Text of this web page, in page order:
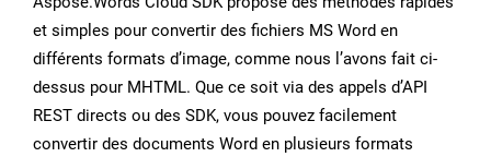
et simples pour convertir des fichiers MS Word en
différents formats d’image, comme nous l’avons fait ci-
dessus pour MHTML. Que ce soit via des appels d’API
REST directs ou des SDK, vous pouvez facilement
convertir des documents Word en plusieurs formats